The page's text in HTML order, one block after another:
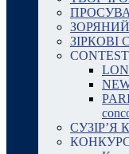
ЗІРКОВІ
СУЗІР’Я